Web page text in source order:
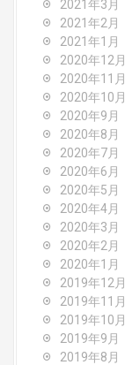
2021年3月
2021年2月
2021年1月
2020年12月
2020年11月
2020年10月
2020年9月
2020年8月
2020年7月
2020年6月
2020年5月
2020年4月
2020年3月
2020年2月
2020年1月
2019年12月
2019年11月
2019年10月
2019年9月
2019年8月